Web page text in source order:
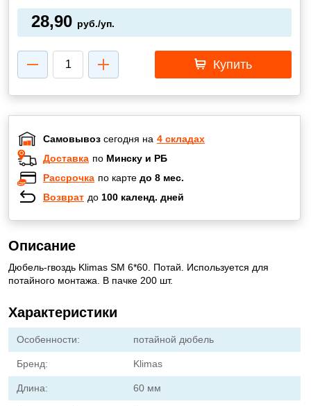
28,90 руб./уп.
Купить
Самовывоз сегодня на 4 складах
Доставка по Минску и РБ
Рассрочка по карте до 8 мес.
Возврат до 100 календ. дней
Описание
Дюбель-гвоздь Klimas SM 6*60. Потай. Используется для
потайного монтажа. В пачке 200 шт.
Характеристики
Особенности: потайной дюбель
Бренд: Klimas
Длина: 60 мм